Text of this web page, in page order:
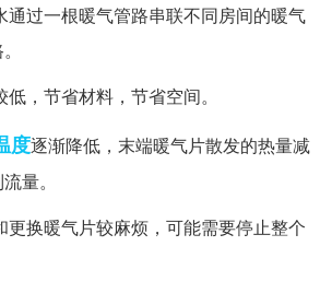
通过一根暖气管路串联不同房间的暖气
，节省材料，节省空间。
度逐渐降低，末端暖气片散发的热量减
量。
更换暖气片较麻烦，可能需要停止整个